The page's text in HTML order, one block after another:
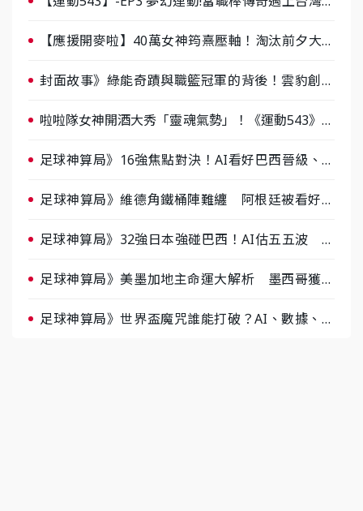
【應援開麥啦】40萬女神筠熹壓軸！淘汰前夕大混
封面故事》綠能奇蹟與職籃冠軍的背後！雲豹創辦
啦啦隊女神開酒大秀「靈魂氣勢」！《運動543》微
足球神算局》16強焦點對決！AI看好巴西晉級、數
足球神算局》維德角鐵桶陣難纏 阿根廷被看好下
足球神算局》32強日本強碰巴西！AI估五五波 牛
足球神算局》美墨加地主命運大解析 墨西哥獲數
足球神算局》世界盃魔咒誰能打破？AI、數據、塔